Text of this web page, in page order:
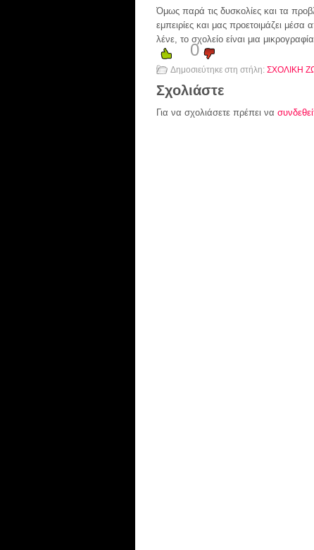
Όμως παρά τις δυσκολίες και τα
εμπειρίες και μας προετοιμάζει
λένε, το σχολείο είναι μια
0
Δημοσιεύτηκε στη στήλη: ΣΧΟΛΙΚΗ
Σχολιάστε
Για να σχολιάσετε πρέπει να